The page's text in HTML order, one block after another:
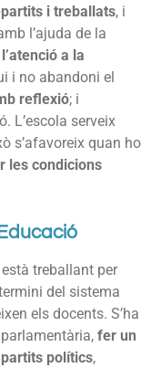
i treballats, i
l’ajuda de la
a la
i no abandoni el
reflexió; i
L’escola serveix
s’afavoreix quan ho
les condicions
treballant per
del sistema
els docents. S’ha
fer un
polítics,